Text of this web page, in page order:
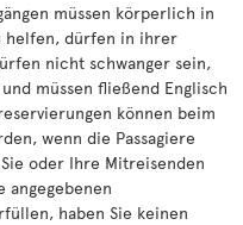
müssen körperlich in
helfen, dürfen in ihrer
nicht schwanger sein,
müssen fließend Englisch
können beim
wenn die Passagiere
oder Ihre Mitreisenden
angegebenen
haben Sie keinen